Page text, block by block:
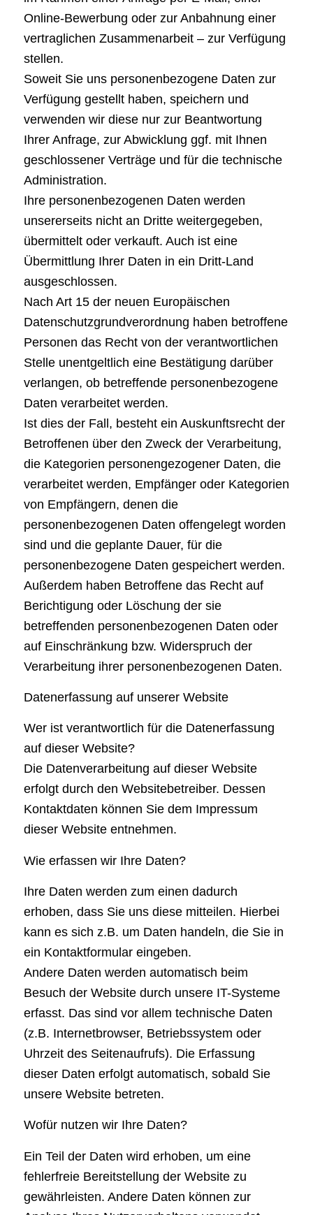
Online-Bewerbung oder zur Anbahnung einer
vertraglichen Zusammenarbeit – zur Verfügung
stellen.
Soweit Sie uns personenbezogene Daten zur
Verfügung gestellt haben, speichern und
verwenden wir diese nur zur Beantwortung
Ihrer Anfrage, zur Abwicklung ggf. mit Ihnen
geschlossener Verträge und für die technische
Administration.
Ihre personenbezogenen Daten werden
unsererseits nicht an Dritte weitergegeben,
übermittelt oder verkauft. Auch ist eine
Übermittlung Ihrer Daten in ein Dritt-Land
ausgeschlossen.
Nach Art 15 der neuen Europäischen
Datenschutzgrundverordnung haben betroffene
Personen das Recht von der verantwortlichen
Stelle unentgeltlich eine Bestätigung darüber
verlangen, ob betreffende personenbezogene
Daten verarbeitet werden.
Ist dies der Fall, besteht ein Auskunftsrecht der
Betroffenen über den Zweck der Verarbeitung,
die Kategorien personengezogener Daten, die
verarbeitet werden, Empfänger oder Kategorien
von Empfängern, denen die
personenbezogenen Daten offengelegt worden
sind und die geplante Dauer, für die
personenbezogene Daten gespeichert werden.
Außerdem haben Betroffene das Recht auf
Berichtigung oder Löschung der sie
betreffenden personenbezogenen Daten oder
auf Einschränkung bzw. Widerspruch der
Verarbeitung ihrer personenbezogenen Daten.
Datenerfassung auf unserer Website
Wer ist verantwortlich für die Datenerfassung
auf dieser Website?
Die Datenverarbeitung auf dieser Website
erfolgt durch den Websitebetreiber. Dessen
Kontaktdaten können Sie dem Impressum
dieser Website entnehmen.
Wie erfassen wir Ihre Daten?
Ihre Daten werden zum einen dadurch
erhoben, dass Sie uns diese mitteilen. Hierbei
kann es sich z.B. um Daten handeln, die Sie in
ein Kontaktformular eingeben.
Andere Daten werden automatisch beim
Besuch der Website durch unsere IT-Systeme
erfasst. Das sind vor allem technische Daten
(z.B. Internetbrowser, Betriebssystem oder
Uhrzeit des Seitenaufrufs). Die Erfassung
dieser Daten erfolgt automatisch, sobald Sie
unsere Website betreten.
Wofür nutzen wir Ihre Daten?
Ein Teil der Daten wird erhoben, um eine
fehlerfreie Bereitstellung der Website zu
gewährleisten. Andere Daten können zur